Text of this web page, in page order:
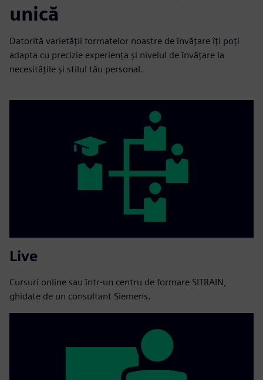
unică
Datorită varietății formatelor noastre de învățare îți poți
adapta cu precizie experiența și nivelul de învățare la
necesitățile și stilul tău personal.
Live
Cursuri online sau într-un centru de formare SITRAIN,
ghidate de un consultant Siemens.